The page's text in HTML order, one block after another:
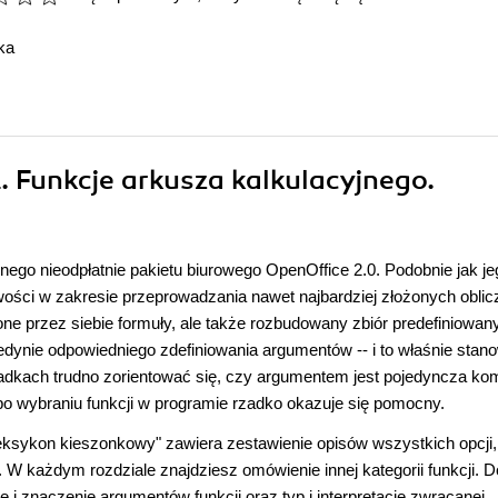
Funkcje arkusza kalkulacyjnego.
nieodpłatnie pakietu biurowego OpenOffice 2.0. Podobnie jak
w zakresie przeprowadzania nawet najbardziej złożonych
przez siebie formuły, ale także rozbudowany zbiór
odpowiedniego zdefiniowania argumentów -- i to właśnie
trudno zorientować się, czy argumentem jest pojedyncza
funkcji w programie rzadko okazuje się pomocny.
kieszonkowy" zawiera zestawienie opisów wszystkich
każdym rozdziale znajdziesz omówienie innej kategorii funkcji.